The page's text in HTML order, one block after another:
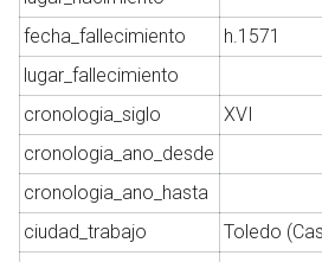
fecha_fallecimiento
h.1571
lugar_fallecimiento
cronologia_siglo
XVI
cronologia_ano_desde
cronologia_ano_hasta
ciudad_trabajo
Toledo